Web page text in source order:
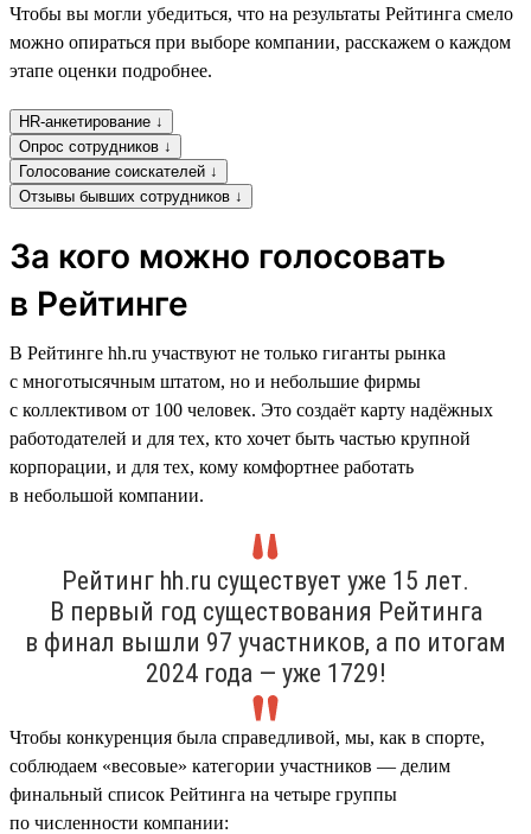
Чтобы вы могли убедиться, что на результаты Рейтинга смело
можно опираться при выборе компании, расскажем о каждом
этапе оценки подробнее.
HR-анкетирование ↓
Опрос сотрудников ↓
Голосование соискателей ↓
Отзывы бывших сотрудников ↓
За кого можно голосовать
в Рейтинге
В Рейтинге hh.ru участвуют не только гиганты рынка
с многотысячным штатом, но и небольшие фирмы
с коллективом от 100 человек. Это создаёт карту надёжных
работодателей и для тех, кто хочет быть частью крупной
корпорации, и для тех, кому комфортнее работать
в небольшой компании.
Рейтинг hh.ru существует уже 15 лет.
В первый год существования Рейтинга
в финал вышли 97 участников, а по итогам
2024 года — уже 1729!
Чтобы конкуренция была справедливой, мы, как в спорте,
соблюдаем «весовые» категории участников — делим
финальный список Рейтинга на четыре группы
по численности компании: